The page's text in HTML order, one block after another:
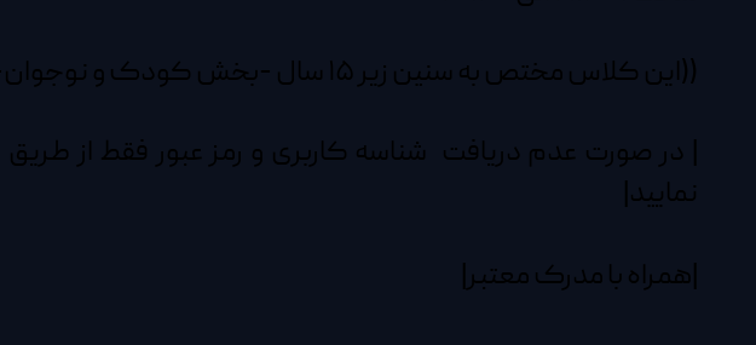
((این کلاس مختص به سنین زیر ۱۵ سال -بخش کودک و نوجوان- است))
نمایید|
|همراه با مدرک معتبر|